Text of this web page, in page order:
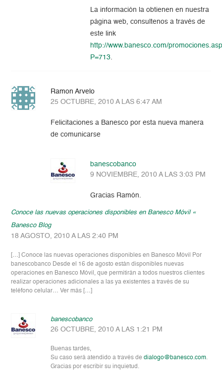
La información la obtienen en nuestra
página web, consultenos a través de
este link
http://www.banesco.com/
P=713.
Ramon Arvelo
25 OCTUBRE, 2010 A LAS 6:47 AM
Felicitaciones a Banesco por esta nueva manera
de comunicarse
banescobanco
9 NOVIEMBRE, 2010 A LAS 3:03 PM
Gracias Ramón.
Conoce las nuevas operaciones disponibles en Banesco Móvil «
Banesco Blog
18 AGOSTO, 2010 A LAS 2:40 PM
[…] Conoce las nuevas operaciones disponibles en Banesco Móvil Por
banescobanco Desde el 16 de agosto están disponibles nuevas
operaciones en Banesco Móvil, que permitirán a todos nuestros clientes
realizar operaciones adicionales a las ya existentes a través de su
teléfono celular… Ver más […]
banescobanco
26 OCTUBRE, 2010 A LAS 1:21 PM
Buenas tardes,
Su caso será atendido a través dedialogo@banesco.com.
Gracias por escribir su inquietud.